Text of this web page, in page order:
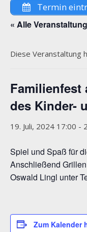
Termin
« Alle
Diese Veranstaltung
Familienfest
des Kinder-
19. Juli, 2024 17:00 -
Spiel und Spaß für
Anschließend
Oswald Lingl unter
Zum Kalender